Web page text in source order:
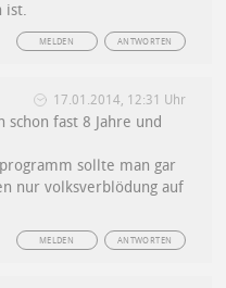
ist.
ANTWORTEN
MELDEN
17.01.2014, 12:31 Uhr
schon fast 8 Jahre und
sollte man gar
nur volksverblödung auf
ANTWORTEN
MELDEN